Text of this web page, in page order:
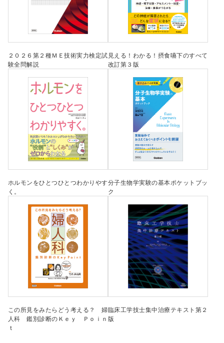
２０２６第２種ＭＥ技術実力検定試
験全問解説
見える！わかる！摂食嚥下のすべて
改訂第３版
ホルモンをひとつひとつわかりやす
く。
分子生物学実験の基本ポケットブッ
ク
この所見をみたらどう考える？ 婦
人科 鑑別診断のＫｅｙ Ｐｏｉｎ
ｔ
臨床工学技士集中治療テキスト第２
版